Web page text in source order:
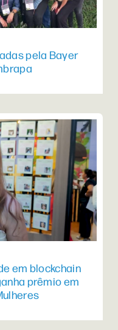
pela Bayer
em blockchain
prêmio em